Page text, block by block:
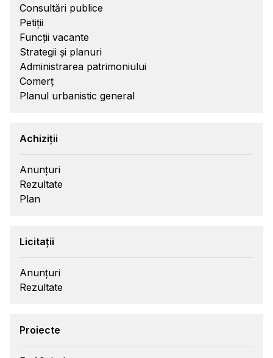
Consultări publice
Petiții
Funcții vacante
Strategii și planuri
Administrarea patrimoniului
Comerț
Planul urbanistic general
Achiziții
Anunțuri
Rezultate
Plan
Licitații
Anunțuri
Rezultate
Proiecte